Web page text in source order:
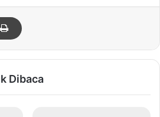
Dibaca